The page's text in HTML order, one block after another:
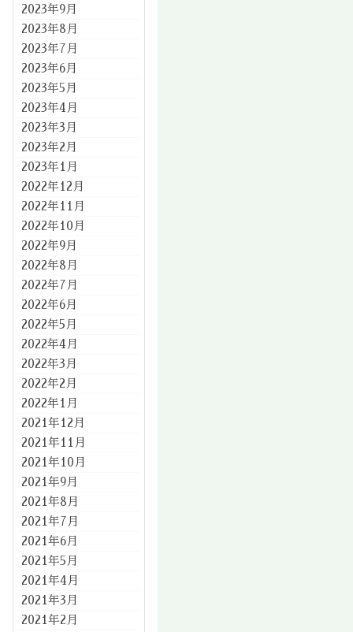
2023年9月
2023年8月
2023年7月
2023年6月
2023年5月
2023年4月
2023年3月
2023年2月
2023年1月
2022年12月
2022年11月
2022年10月
2022年9月
2022年8月
2022年7月
2022年6月
2022年5月
2022年4月
2022年3月
2022年2月
2022年1月
2021年12月
2021年11月
2021年10月
2021年9月
2021年8月
2021年7月
2021年6月
2021年5月
2021年4月
2021年3月
2021年2月